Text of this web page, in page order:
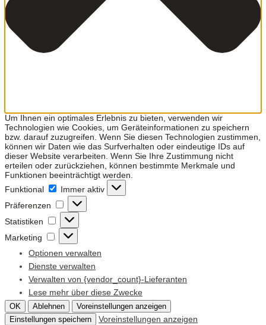
Um Ihnen ein optimales Erlebnis zu bieten, verwenden wir
Technologien wie Cookies, um Geräteinformationen zu speichern
bzw. darauf zuzugreifen. Wenn Sie diesen Technologien zustimmen,
können wir Daten wie das Surfverhalten oder eindeutige IDs auf
dieser Website verarbeiten. Wenn Sie Ihre Zustimmung nicht
erteilen oder zurückziehen, können bestimmte Merkmale und
Funktionen beeinträchtigt werden.
Funktional
Funktional
Immer aktiv
Präferenzen
Präferenzen
Statistiken
Statistiken
Marketing
Marketing
Optionen verwalten
Dienste verwalten
Verwalten von {vendor_count}-Lieferanten
Lese mehr über diese Zwecke
OK Ablehnen
Voreinstellungen anzeigen
Einstellungen speichern
Voreinstellungen anzeigen